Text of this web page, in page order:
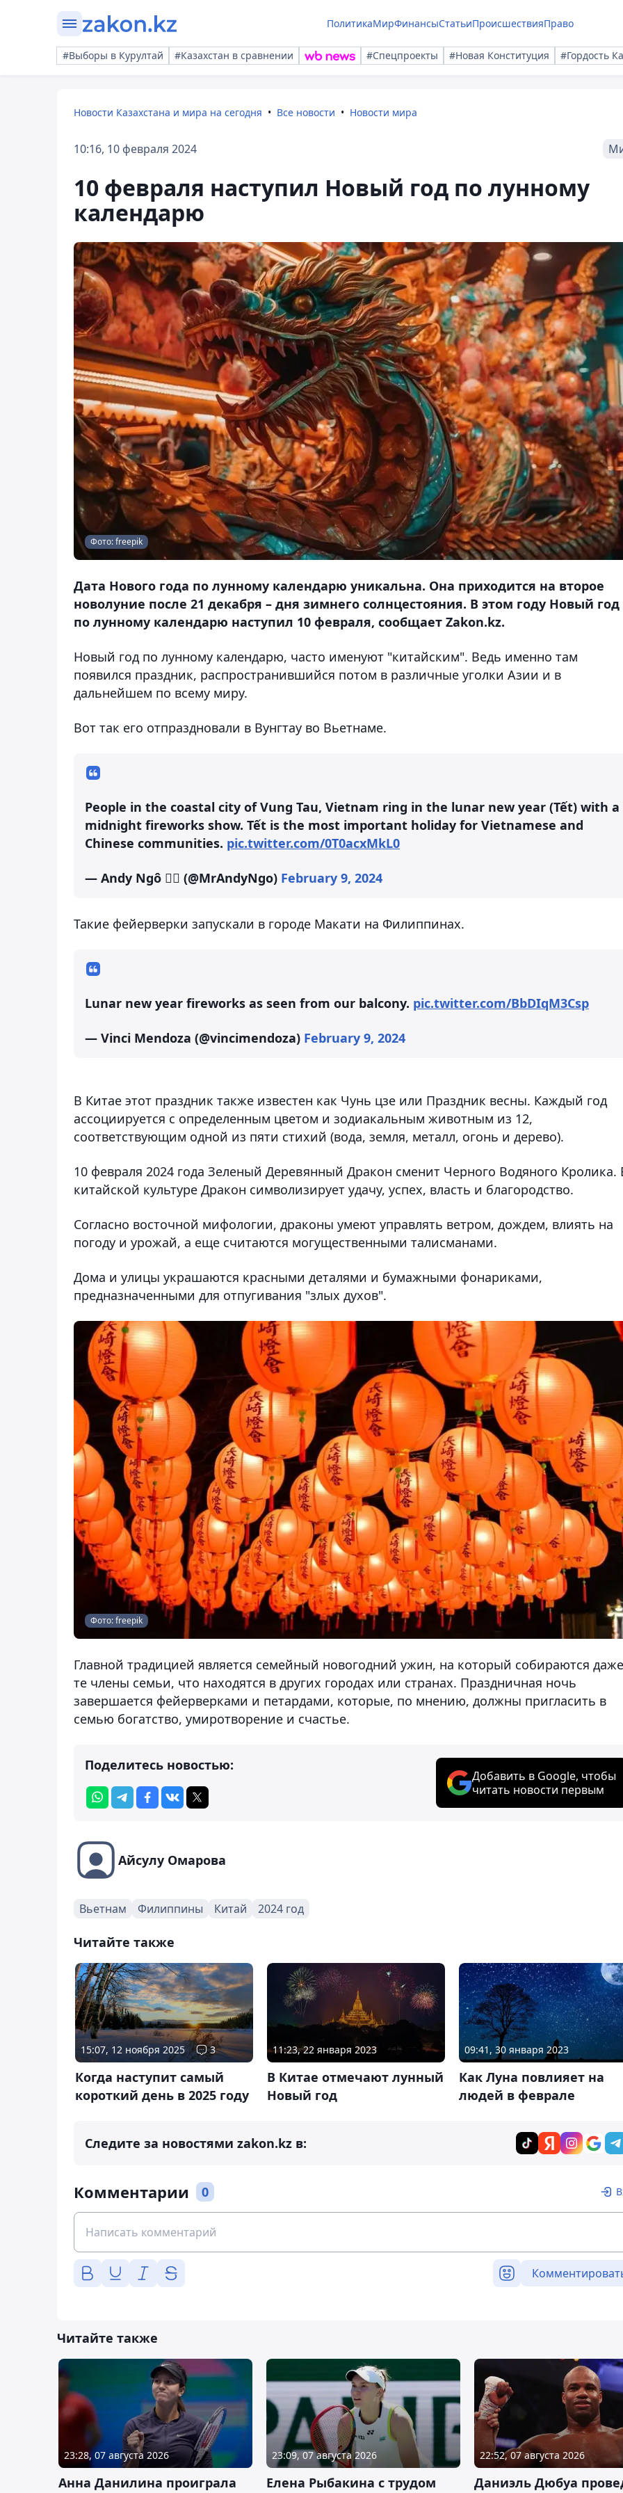
ПолитикаМирФинансыСтатьиПроисшествияПраво
#Выборы в Курултай #Казахстан в сравнении #Спецпроекты #Новая Конституция #Гордость
Новости Казахстана и мира на сегодня Все новости Новости мира
10:16, 10 февраля 2024
10 февраля наступил Новый год по лунному
календарю
Фото: freepik
Дата Нового года по лунному календарю уникальна. Она приходится на второе
новолуние после 21 декабря – дня зимнего солнцестояния. В этом году Новый год
по лунному календарю наступил 10 февраля, сообщает Zakon.kz.
Новый год по лунному календарю, часто именуют "китайским". Ведь именно там
появился праздник, распространившийся потом в различные уголки Азии и в
дальнейшем по всему миру.
Вот так его отпраздновали в Вунгтау во Вьетнаме.
People in the coastal city of Vung Tau, Vietnam ring in the lunar new year (Tết) with a
midnight fireworks show. Tết is the most important holiday for Vietnamese and
Chinese communities. pic.twitter.com/0T0acxMkL0
— Andy Ngô 🏳️‍🌈 (@MrAndyNgo) February 9, 2024
Такие фейерверки запускали в городе Макати на Филиппинах.
Lunar new year fireworks as seen from our balcony. pic.twitter.com/BbDIqM3Csp
— Vinci Mendoza (@vincimendoza) February 9, 2024
В Китае этот праздник также известен как Чунь цзе или Праздник весны. Каждый год
ассоциируется с определенным цветом и зодиакальным животным из 12,
соответствующим одной из пяти стихий (вода, земля, металл, огонь и дерево).
10 февраля 2024 года Зеленый Деревянный Дракон сменит Черного Водяного Кролика.
китайской культуре Дракон символизирует удачу, успех, власть и благородство.
Согласно восточной мифологии, драконы умеют управлять ветром, дождем, влиять на
погоду и урожай, а еще считаются могущественными талисманами.
Дома и улицы украшаются красными деталями и бумажными фонариками,
предназначенными для отпугивания "злых духов".
Фото: freepik
Главной традицией является семейный новогодний ужин, на который собираются даже
те члены семьи, что находятся в других городах или странах. Праздничная ночь
завершается фейерверками и петардами, которые, по мнению, должны пригласить в
семью богатство, умиротворение и счастье.
Поделитесь новостью:
Добавить в Google, чтобы
читать новости первым
Айсулу Омарова
Вьетнам Филиппины Китай 2024 год
Читайте также
15:07, 12 ноября 2025 3
Когда наступит самый
короткий день в 2025 году
11:23, 22 января 2023
В Китае отмечают лунный
Новый год
09:41, 30 января 2023
Как Луна повлияет на
людей в феврале
Следите за новостями zakon.kz в:
Комментарии 0
Читайте также
23:28, 07 августа 2026
Анна Данилина проиграла
23:09, 07 августа 2026
Елена Рыбакина с трудом
22:52, 07 августа 2026
Даниэль Дюбуа